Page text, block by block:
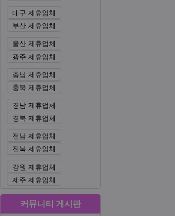
대구 제휴업체
부산 제휴업체
울산 제휴업체
광주 제휴업체
충남 제휴업체
충북 제휴업체
경남 제휴업체
경북 제휴업체
전남 제휴업체
전북 제휴업체
강원 제휴업체
제주 제휴업체
커뮤니티 게시판